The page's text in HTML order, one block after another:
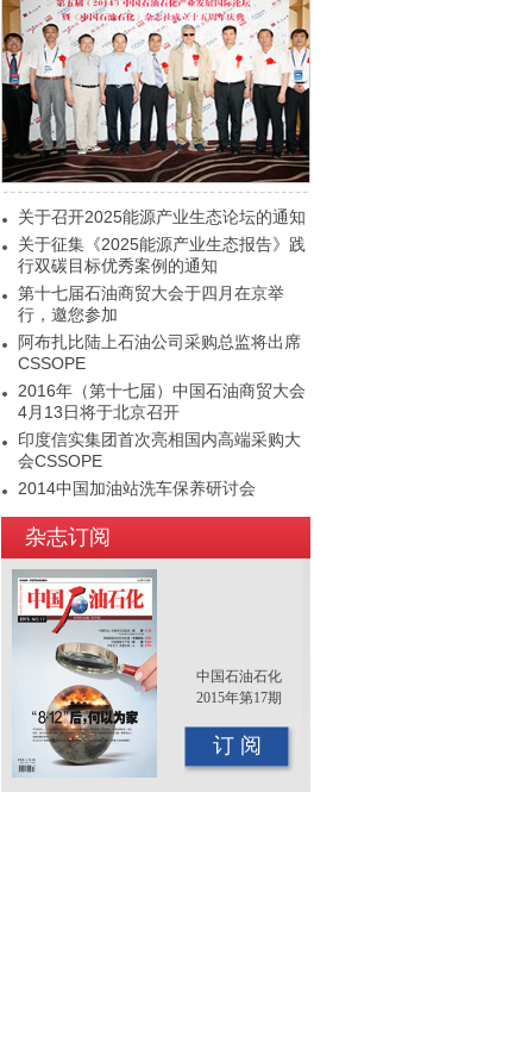
关于召开2025能源产业生态论坛的通知
关于征集《2025能源产业生态报告》践
行双碳目标优秀案例的通知
第十七届石油商贸大会于四月在京举
行，邀您参加
阿布扎比陆上石油公司采购总监将出席
CSSOPE
2016年（第十七届）中国石油商贸大会
4月13日将于北京召开
印度信实集团首次亮相国内高端采购大
会CSSOPE
2014中国加油站洗车保养研讨会
2015年（第十二届）中国国际油品行业
年终大会即将召开
杂志订阅
中国石油石化
2015年第17期
订 阅